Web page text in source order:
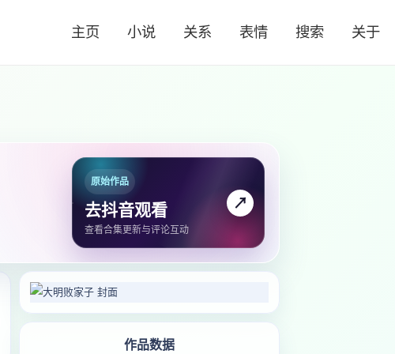
主页 小说 关系 表情 搜索 关于
原始作品
去抖音观看
查看合集更新与评论互动
↗
作品数据